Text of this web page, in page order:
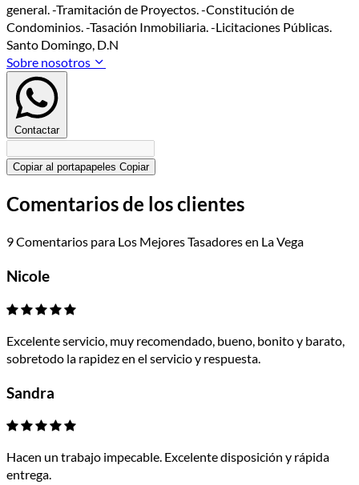
general. -Tramitación de Proyectos. -Constitución de
Condominios. -Tasación Inmobiliaria. -Licitaciones Públicas.
Santo Domingo, D.N
Sobre nosotros
Contactar
Copiar al portapapeles Copiar
Comentarios de los clientes
9 Comentarios para Los Mejores Tasadores en La Vega
Nicole
Excelente servicio, muy recomendado, bueno, bonito y barato,
sobretodo la rapidez en el servicio y respuesta.
Sandra
Hacen un trabajo impecable. Excelente disposición y rápida
entrega.